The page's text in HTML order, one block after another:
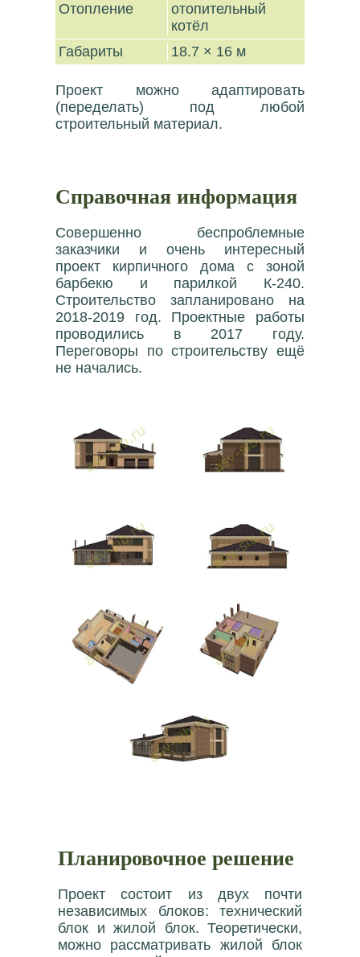
Отопление
отопительный
котёл
Габариты
18.7 × 16 м
Проект можно адаптировать
(переделать) под любой
строительный материал.
Справочная информация
Совершенно беспроблемные
заказчики и очень интересный
проект кирпичного дома с зоной
барбекю и парилкой К-240.
Строительство запланировано на
2018-2019 год. Проектные работы
проводились в 2017 году.
Переговоры по строительству ещё
не начались.
Планировочное решение
Проект состоит из двух почти
независимых блоков: технический
блок и жилой блок. Теоретически,
можно рассматривать жилой блок